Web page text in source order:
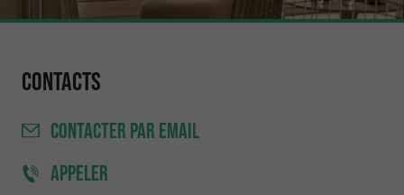
Contacts
CONTACTER PAR EMAIL
APPELER